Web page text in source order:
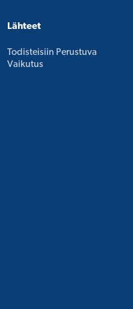
Lähteet
Todisteisiin Perustuva
Vaikutus